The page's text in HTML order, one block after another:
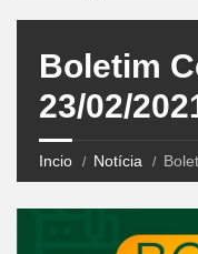
Boletim
23/02/
Incio Notícia